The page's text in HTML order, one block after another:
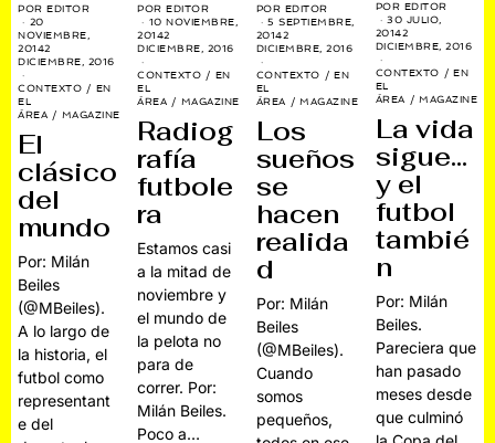
POREDITOR
20
NOVIEMBRE,
20142
DICIEMBRE, 2016
CONTEXTO / EN
EL
ÁREA / MAGAZINE
El
clásico
del
mundo
Por: Milán
Beiles
(@MBeiles).
A lo largo de
la historia, el
futbol como
representant
e del
POREDITOR
10 NOVIEMBRE,
20142
DICIEMBRE, 2016
CONTEXTO / EN
EL
ÁREA / MAGAZINE
Radiog
rafía
futbole
ra
Estamos casi
a la mitad de
noviembre y
el mundo de
la pelota no
para de
correr. Por:
Milán Beiles.
Poco a…
POR EDITOR
5 SEPTIEMBRE,
20142
DICIEMBRE, 2016
CONTEXTO / EN
EL
ÁREA / MAGAZINE
Los
sueños
se
hacen
realida
d
Por: Milán
Beiles
(@MBeiles).
Cuando
somos
pequeños,
POR EDITOR
30 JULIO,
20142
DICIEMBRE, 2016
CONTEXTO / EN
EL
ÁREA / MAGAZINE
La vida
sigue…
y el
futbol
tambié
n
Por: Milán
Beiles.
Pareciera que
han pasado
meses desde
que culminó